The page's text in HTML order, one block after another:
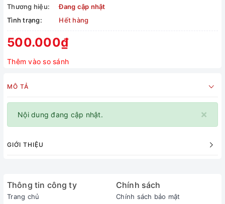
Thương hiệu:
Đang cập nhật
Tình trạng:
Hết hàng
500.000₫
Thêm vào so sánh
MÔ TẢ
×
Nội dung đang cập nhật.
GIỚI THIỆU
Thông tin công ty
Trang chủ
Chính sách
Chính sách bảo mật